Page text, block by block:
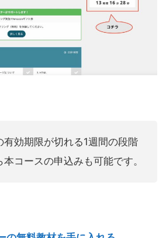
有効期限が切れる1週間の段階
コースの申込みも可能です。